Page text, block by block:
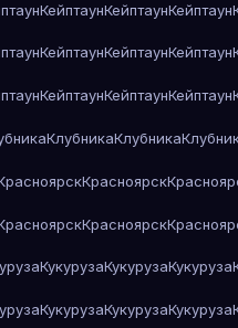
КейптаунКейптаунКейптаун
КейптаунКейптаунКейптаун
КейптаунКейптаунКейптаун
КлубникаКлубника
Красноярск
Красноярск
КукурузаКукурузаКукуруза
КукурузаКукурузаКукуруза